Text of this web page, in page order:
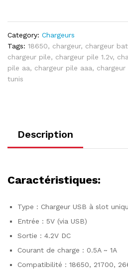
Category: Chargeurs
Tags: 18650, chargeur, chargeur
chargeur pile, chargeur pile 1.2v,
pile aa, chargeur pile aaa,
tunis
Description
Caractéristiques:
Type : Chargeur USB à slot
Entrée : 5V (via USB)
Sortie : 4.2V DC
Courant de charge : 0.5A ~ 1A
Compatibilité : 18650, 21700,